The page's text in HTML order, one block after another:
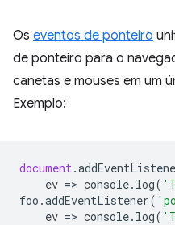
Os eventos de ponteiro
de ponteiro para o
canetas e mouses em um
Exemplo:
document.
ev => console. log(
foo .addEventListener(
ev => console. log(